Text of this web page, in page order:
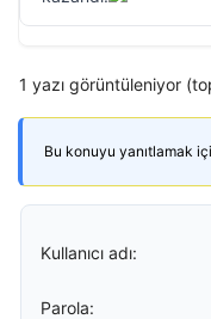
1 yazı görüntüleniyor
Bu konuyu yanıtlamak
Kullanıcı adı:
Parola: